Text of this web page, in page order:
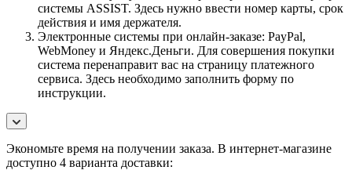
системы ASSIST. Здесь нужно ввести номер карты, срок
действия и имя держателя.
Электронные системы при онлайн-заказе: PayPal,
WebMoney и Яндекс.Деньги. Для совершения покупки
система перенаправит вас на страницу платежного
сервиса. Здесь необходимо заполнить форму по
инструкции.
Экономьте время на получении заказа. В интернет-магазине
доступно 4 варианта доставки: